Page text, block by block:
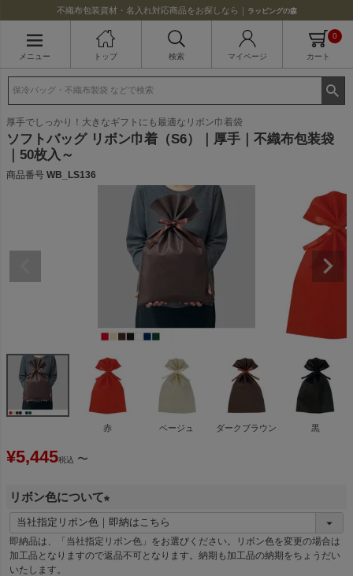
不織布包装資材・名入れ対応商品をお探しなら｜ ラッピングの森
メニュー トップ 検索 マイページ カート
0
厚手でしっかり！大きなギフトにも最適なリボン巾着袋
ソフトバッグ リボン巾着（S6）｜厚手｜不織布包装袋
｜50枚入～
商品番号 WB_LS136
赤 ベージュ ダークブラウン 黒
¥5,445税込 〜
リボン色について
必
須
即納品は、「当社指定リボン色」をお選びください。リボン色を変更の場合は
加工品となりますので返品不可となります。納期も加工品の納期をちょうだい
いたします。